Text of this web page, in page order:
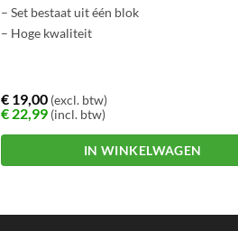
– Set bestaat uit één blok
– Hoge kwaliteit
€ 19,00 (excl. btw)
€ 22,99 (incl. btw)
IN WINKELWAGEN